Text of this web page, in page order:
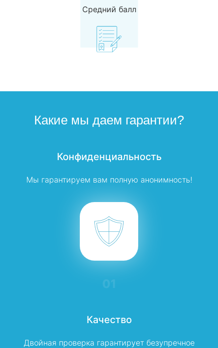
Средний балл
Какие мы даем гарантии?
Конфиденциальность
Мы гарантируем вам полную анонимность!
01
Качество
Двойная проверка гарантирует безупречное